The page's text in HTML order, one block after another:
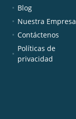
Blog
Nuestra Empresa
Contáctenos
Políticas de
privacidad